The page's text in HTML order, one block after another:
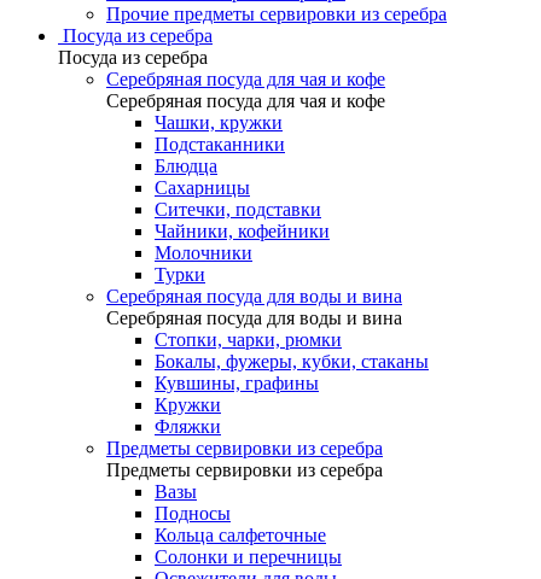
Прочие предметы сервировки из серебра
Посуда из серебра
Посуда из серебра
Серебряная посуда для чая и кофе
Серебряная посуда для чая и кофе
Чашки, кружки
Подстаканники
Блюдца
Сахарницы
Ситечки, подставки
Чайники, кофейники
Молочники
Турки
Серебряная посуда для воды и вина
Серебряная посуда для воды и вина
Стопки, чарки, рюмки
Бокалы, фужеры, кубки, стаканы
Кувшины, графины
Кружки
Фляжки
Предметы сервировки из серебра
Предметы сервировки из серебра
Вазы
Подносы
Кольца салфеточные
Солонки и перечницы